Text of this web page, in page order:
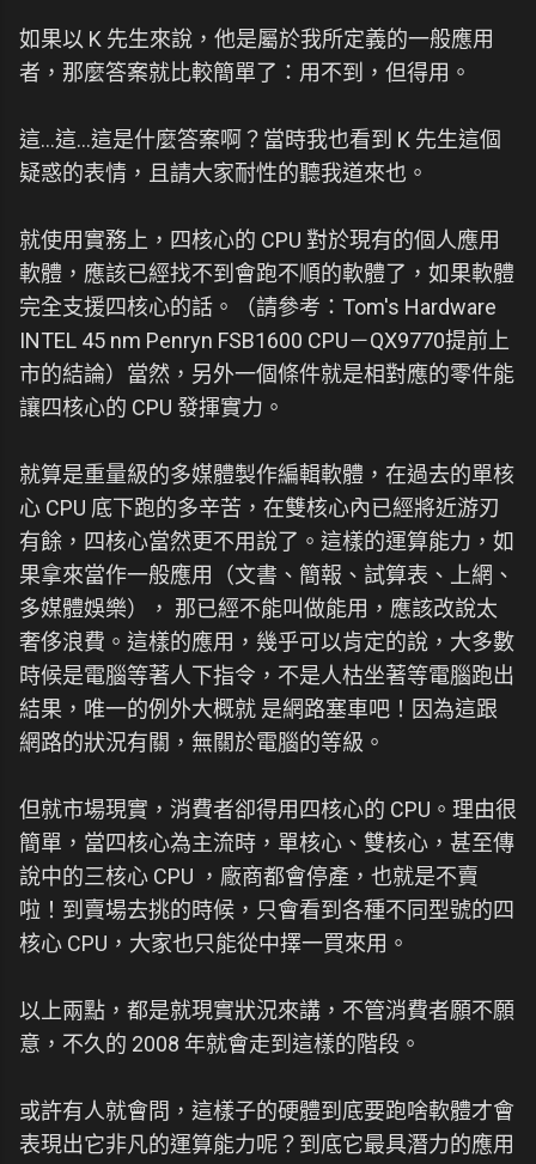
如果以 K 先生來說，他是屬於我所定義的一般應用
者，那麼答案就比較簡單了：用不到，但得用。
這...這...這是什麼答案啊？當時我也看到 K 先生這個
疑惑的表情，且請大家耐性的聽我道來也。
就使用實務上，四核心的 CPU 對於現有的個人應用
軟體，應該已經找不到會跑不順的軟體了，如果軟體
完全支援四核心的話。（請參考：Tom's Hardware
INTEL 45 nm Penryn FSB1600 CPU－QX9770提前上
市的結論）當然，另外一個條件就是相對應的零件能
讓四核心的 CPU 發揮實力。
就算是重量級的多媒體製作編輯軟體，在過去的單核
心 CPU 底下跑的多辛苦，在雙核心內已經將近游刃
有餘，四核心當然更不用說了。這樣的運算能力，如
果拿來當作一般應用（文書、簡報、試算表、上網、
多媒體娛樂）， 那已經不能叫做能用，應該改說太
奢侈浪費。這樣的應用，幾乎可以肯定的說，大多數
時候是電腦等著人下指令，不是人枯坐著等電腦跑出
結果，唯一的例外大概就 是網路塞車吧！因為這跟
網路的狀況有關，無關於電腦的等級。
但就市場現實，消費者卻得用四核心的 CPU。理由很
簡單，當四核心為主流時，單核心、雙核心，甚至傳
說中的三核心 CPU ，廠商都會停產，也就是不賣
啦！到賣場去挑的時候，只會看到各種不同型號的四
核心 CPU，大家也只能從中擇一買來用。
以上兩點，都是就現實狀況來講，不管消費者願不願
意，不久的 2008 年就會走到這樣的階段。
或許有人就會問，這樣子的硬體到底要跑啥軟體才會
表現出它非凡的運算能力呢？到底它最具潛力的應用